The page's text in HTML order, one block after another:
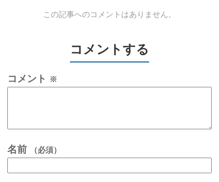
この記事へのコメントはありません。
コメントする
コメント ※
名前 （必須）